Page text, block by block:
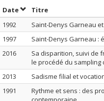
DateTrier par date en ordre
Titre
1992
Saint-Denys Garneau
1997
Saint-Denys Garneau :
2016
Sa disparition, suivi de
le procédé du sampling
2013
Sadisme filial et
1991
Rythme et sens : des